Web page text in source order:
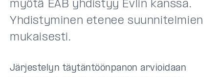
myötä EAB yhdistyy Evlin kanssa.
Yhdistyminen etenee suunnitelmien
mukaisesti.
Järjestelyn täytäntöönpanon arvioidaan